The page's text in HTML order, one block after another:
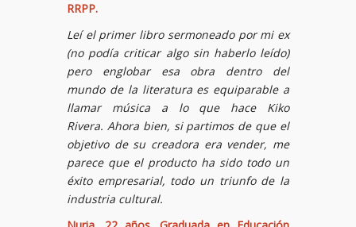
RRPP.
Leí el primer libro sermoneado por mi ex
(no podía criticar algo sin haberlo leído)
pero englobar esa obra dentro del
mundo de la literatura es equiparable a
llamar música a lo que hace Kiko
Rivera. Ahora bien, si partimos de que el
objetivo de su creadora era vender, me
parece que el producto ha sido todo un
éxito empresarial, todo un triunfo de la
industria cultural.